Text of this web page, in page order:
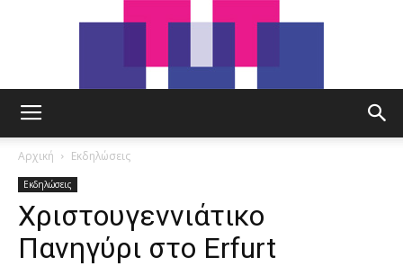
Αρχική Εκδηλώσεις
Εκδηλώσεις
Χριστουγεννιάτικο
Πανηγύρι στο Erfurt